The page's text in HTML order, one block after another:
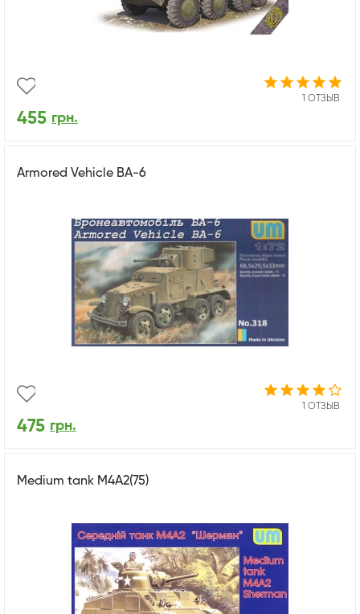
1 ОТЗЫВ
455 грн.
Armored Vehicle BA-6
1 ОТЗЫВ
475 грн.
Medium tank M4A2(75)